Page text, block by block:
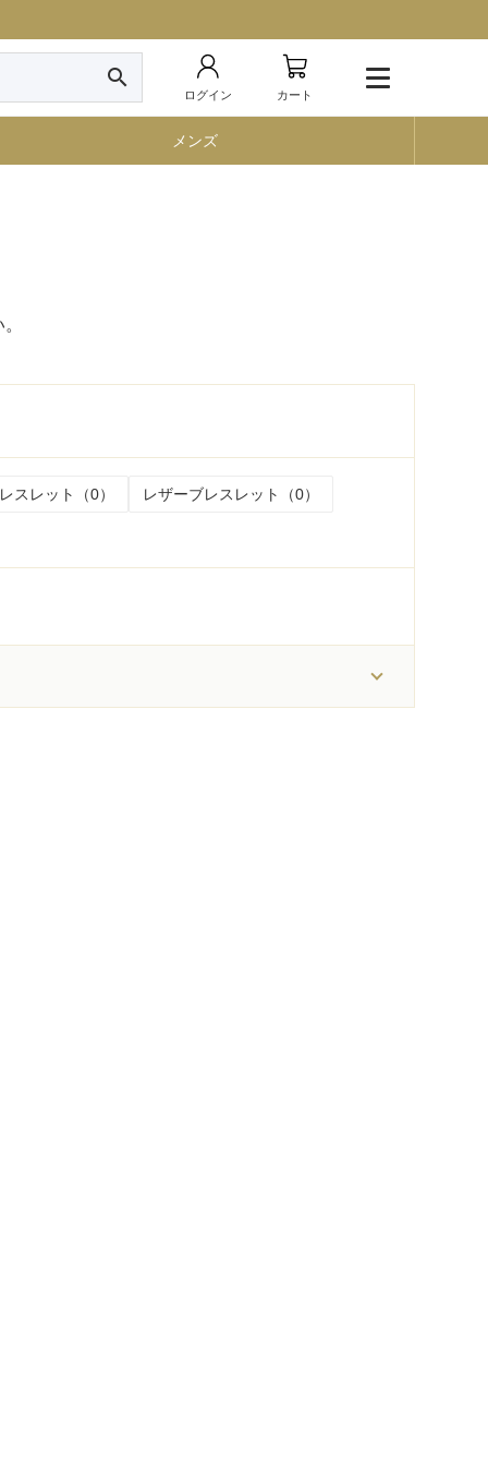
search
ログイン カート
メンズ
スレット（0） レザーブレスレット（0）